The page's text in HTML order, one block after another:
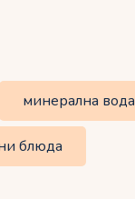
минерална вода
блюда